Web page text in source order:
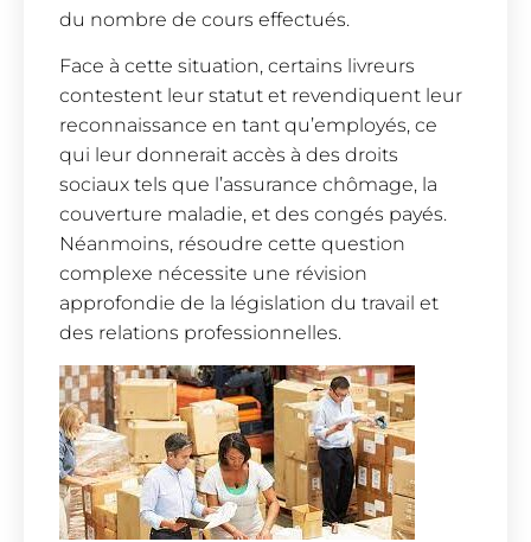
du nombre de cours effectués.
Face à cette situation, certains livreurs
contestent leur statut et revendiquent leur
reconnaissance en tant qu’employés, ce
qui leur donnerait accès à des droits
sociaux tels que l’assurance chômage, la
couverture maladie, et des congés payés.
Néanmoins, résoudre cette question
complexe nécessite une révision
approfondie de la législation du travail et
des relations professionnelles.